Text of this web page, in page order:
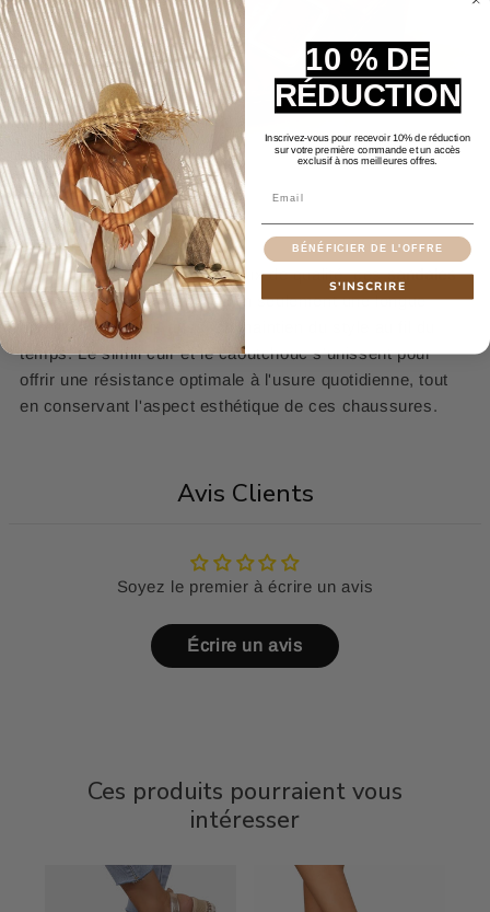
Durabilité et Style
Fabriquées avec des matériaux de qualité, cessandales
sabots femmepromettent non seulement une longue
durée de vie, mais aussi un maintien du style au fil du
temps. Le simili cuir et le caoutchouc s'unissent pour
offrir une résistance optimale à l'usure quotidienne, tout
en conservant l'aspect esthétique de ces chaussures.
Avis Clients
Soyez le premier à écrire un avis
Écrire un avis
Ces produits pourraient vous
intéresser
10 % DE
RÉDUCTION
Inscrivez-vous pour recevoir 10% de réduction
sur votre première commande et un accès
exclusif à nos meilleures offres.
BÉNÉFICIER DE L'OFFRE
S'INSCRIRE